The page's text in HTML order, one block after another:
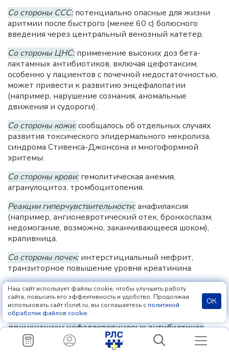
Со стороны ССС:потенциально опасные для жизни
аритмии после быстрого (менее 60 с) болюсного
введения через центральный венозный катетер.
Со стороны ЦНС:применение высоких доз бета-
лактамных антибиотиков, включая цефотаксим,
особенно у пациентов с почечной недостаточностью,
может привести к развитию энцефалопатии
(например, нарушение сознания, аномальные
движения и судороги).
Со стороны кожи:сообщалось об отдельных случаях
развития токсического эпидермального некролиза,
синдрома Стивенса-Джонсона и многоформной
эритемы.
Со стороны крови:гемолитическая анемия,
агранулоцитоз, тромбоцитопения.
Реакции гиперчувствительности:анафилаксия
(например, ангионевротический отек, бронхоспазм,
недомогание, возможно, заканчивающееся шоком),
крапивница.
Со стороны почек:интерстициальный нефрит,
транзиторное повышение уровня креатинина.
Со стороны печени:гепатит, желтуха, холестаз,
повышение уровняГГТи билирубина.
Побочные реакции, ассоциированные с
применением цефалоспориновых антибиотиков
Помимо перечисленных выше побочных реакций,
Наш сайт использует файлы cookie, чтобы улучшить работу
сайта, повысить его эффективность и удобство. Продолжая
использовать сайт rlsnet.ru, вы соглашаетесь с политикой
обработки файлов cookie.
ОК